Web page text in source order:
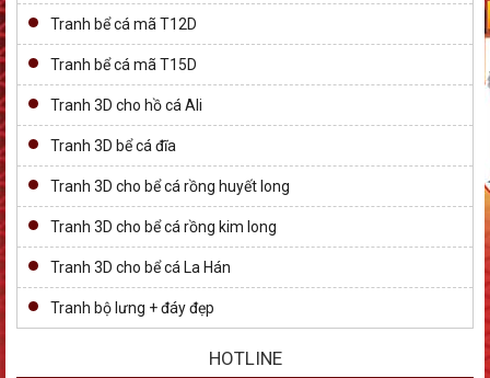
Tranh bể cá mã T12D
Tranh bể cá mã T15D
Tranh 3D cho hồ cá Ali
Tranh 3D bể cá đĩa
Tranh 3D cho bể cá rồng huyết long
Tranh 3D cho bể cá rồng kim long
Tranh 3D cho bể cá La Hán
Tranh bộ lưng + đáy đẹp
HOTLINE